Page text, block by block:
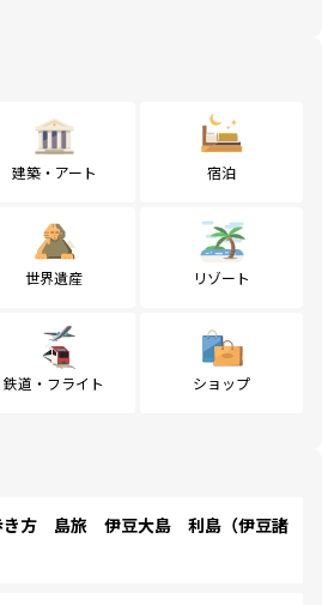
建築・アート 宿泊
世界遺産 リゾート
鉄道・フライト ショップ
き方 島旅 伊豆大島 利島（伊豆諸